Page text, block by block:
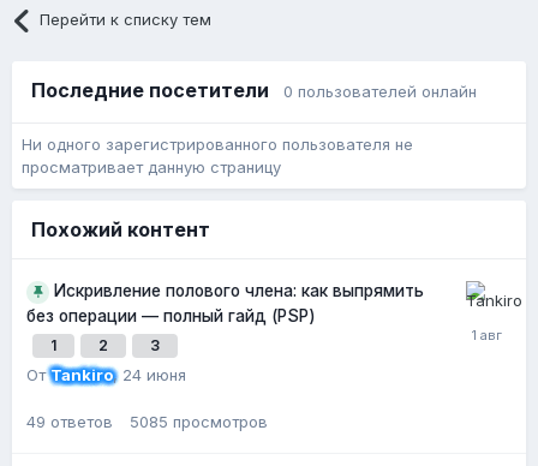
Перейти к списку тем
Последние посетители 0 пользователей онлайн
Ни одного зарегистрированного пользователя не
просматривает данную страницу
Похожий контент
Искривление полового члена: как выпрямить
без операции — полный гайд (PSP)
1 2 3
ОтTankiro, 24 июня
49 ответов 5085 просмотров